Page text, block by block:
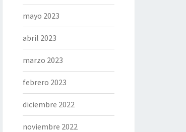
mayo 2023
abril 2023
marzo 2023
febrero 2023
diciembre 2022
noviembre 2022